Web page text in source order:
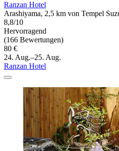
Ranzan Hotel
Arashiyama, 2,5 km von Tempel
8,8/10
Hervorragend
(166 Bewertungen)
80 €
24. Aug.–25. Aug.
Ranzan Hotel